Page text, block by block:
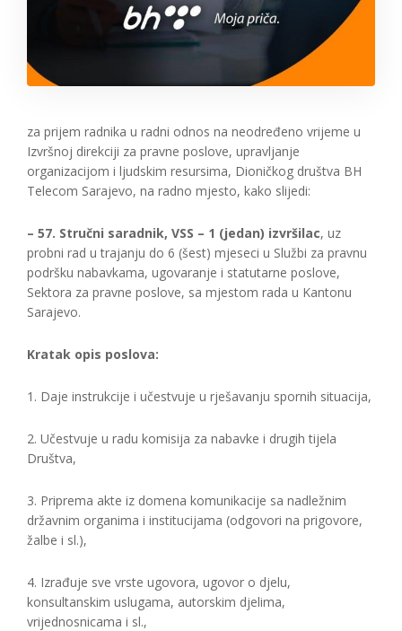
za prijem radnika u radni odnos na neodređeno vrijeme u
Izvršnoj direkciji za pravne poslove, upravljanje
organizacijom i ljudskim resursima, Dioničkog društva BH
Telecom Sarajevo, na radno mjesto, kako slijedi:
– 57. Stručni saradnik, VSS – 1 (jedan) izvršilac, uz
probni rad u trajanju do 6 (šest) mjeseci u Službi za pravnu
podršku nabavkama, ugovaranje i statutarne poslove,
Sektora za pravne poslove, sa mjestom rada u Kantonu
Sarajevo.
Kratak opis poslova:
1. Daje instrukcije i učestvuje u rješavanju spornih situacija,
2. Učestvuje u radu komisija za nabavke i drugih tijela
Društva,
3. Priprema akte iz domena komunikacije sa nadležnim
državnim organima i institucijama (odgovori na prigovore,
žalbe i sl.),
4. Izrađuje sve vrste ugovora, ugovor o djelu,
konsultanskim uslugama, autorskim djelima,
vrijednosnicama i sl.,